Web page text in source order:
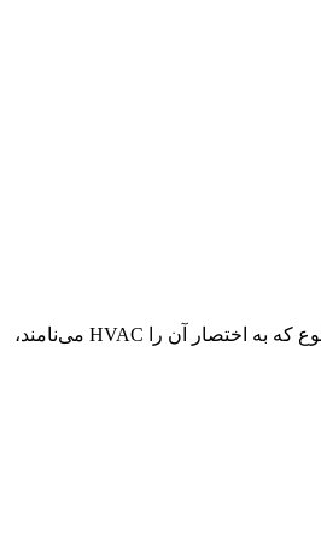
گرمایش، تهویه و تهویه مطبوع که به اختصار آن را HVAC می‌نامند،